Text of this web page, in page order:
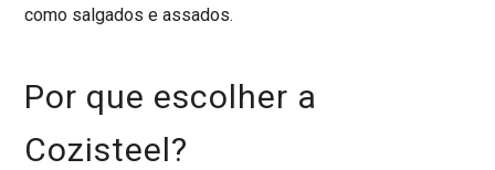
como salgados e assados.
Por que escolher a
Cozisteel?